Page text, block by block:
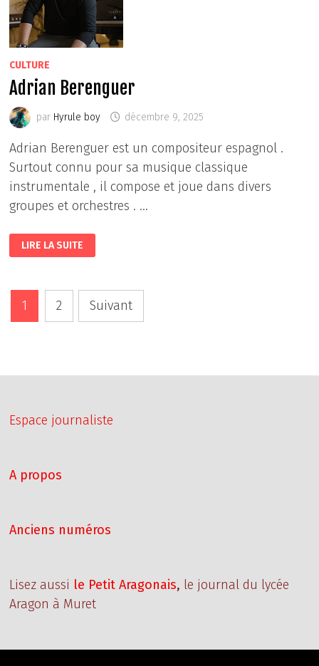
CULTURE
Adrian Berenguer
par Hyrule boy décembre 9, 2025
Adrian Berenguer est un compositeur espagnol .
Surtout connu pour sa musique classique
instrumentale , il compose et joue dans divers
groupes et orchestres . …
ADRIAN
BERENGUER
LIRE LA SUITE
Pagination
des
1 2 Suivant
Espace journaliste
A propos
Anciens numéros
Lisez aussi le Petit Aragonais, le journal du lycée
Aragon à Muret